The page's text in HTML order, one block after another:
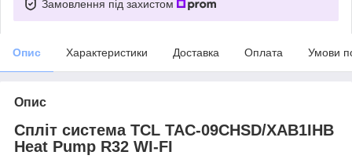
Замовлення під захистом
Опис Характеристики Доставка Оплата Умови
Опис
Спліт система TCL TAC-09CHSD/XAB1IHB
Heat Pump R32 WI-FI